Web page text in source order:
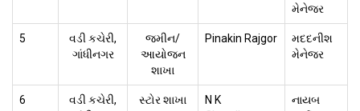
મેનેજર
5
વડી કચેરી,
ગાંધીનગર
જમીન/
આયોજન
શાખા
Pinakin Rajgor
મદદનીશ
મેનેજર
6
વડી કચેરી,
સ્ટોર શાખા
N K
નાયબ